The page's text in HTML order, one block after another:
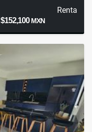
Renta
$152,100MXN